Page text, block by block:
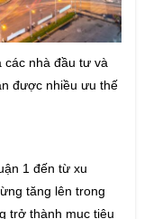
các nhà đầu tư và
được nhiều ưu thế
1 đến từ xu
tăng lên trong
trở thành mục tiêu